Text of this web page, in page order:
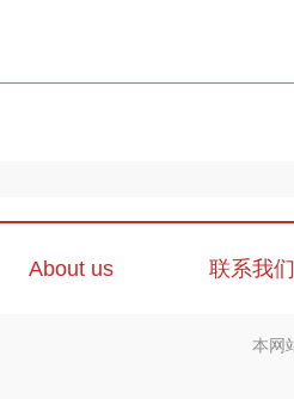
About us 联系我们
本网